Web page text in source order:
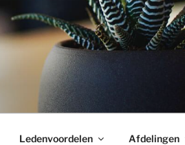
Ledenvoordelen Afdelingen